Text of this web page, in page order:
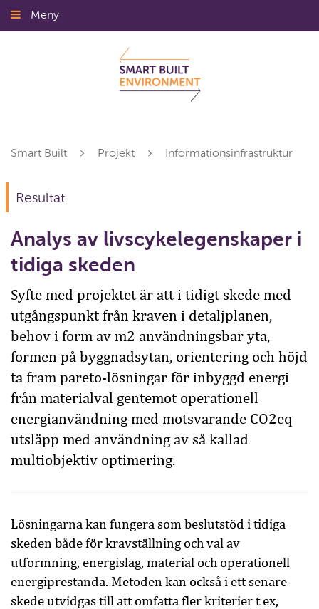
Gå
till
Meny
Smart Built Projekt Informationsinfrastruktur
Resultat
Analys av livscykelegenskaper i
tidiga skeden
Syfte med projektet är att i tidigt skede med
utgångspunkt från kraven i detaljplanen,
behov i form av m2 användningsbar yta,
formen på byggnadsytan, orientering och höjd
ta fram pareto-lösningar för inbyggd energi
från materialval gentemot operationell
energianvändning med motsvarande CO2eq
utsläpp med användning av så kallad
multiobjektiv optimering.
Lösningarna kan fungera som beslutstöd i tidiga
skeden både för kravställning och val av
utformning, energislag, material och operationell
energiprestanda. Metoden kan också i ett senare
skede utvidgas till att omfatta fler kriterier t ex,